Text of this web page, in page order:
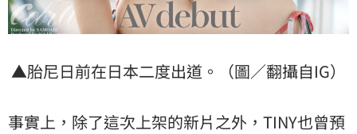
▲胎尼日前在日本二度出道。（圖／翻攝自IG）
事實上，除了這次上架的新片之外，TINY也曾預